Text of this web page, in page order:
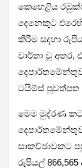
කෙහෙළිය
දෙනෙකුට
කිරීම සදහා
වාර්තා වූ
ටයිම්ස් පුවත්පත
මෙම මුද්රණ
සාකච්ඡාවකට
රුපියල්